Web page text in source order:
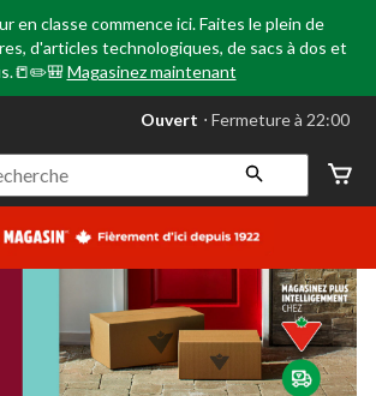
en classe commence ici. Faites le plein de
d'articles technologiques, de sacs à dos et
Magasinez maintenant
votre
préféré
Leduc,
AB,
courament
Fermeture
à
22:00
cliquer
pour
changer
Ouvert ⋅ Fermeture à 22:00